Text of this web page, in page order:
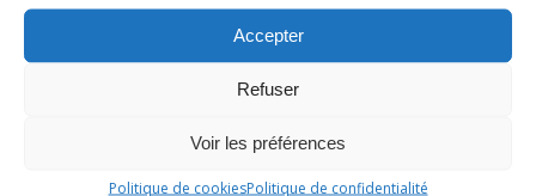
Accepter
Refuser
Voir les préférences
Politique de cookiesPolitique de confidentialité